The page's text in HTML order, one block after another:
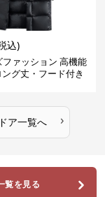
込)
ァッション 高機能
グ丈・フード付き
ア一覧へ ›
覧を見る